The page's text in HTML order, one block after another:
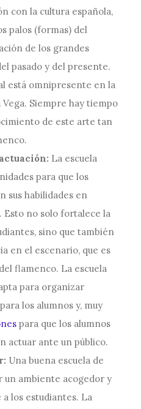
con la cultura española,
palos (formas) del
de los grandes
pasado y del presente.
está omnipresente en la
Vega. Siempre hay tiempo
de este arte tan
La escuela
para que los
sus habilidades en
Esto no solo fortalece la
sino que también
en el escenario, que es
flamenco. La escuela
para organizar
los alumnos y, muy
para que los alumnos
actuar ante un público.
Una buena escuela de
un ambiente acogedor y
los estudiantes. La